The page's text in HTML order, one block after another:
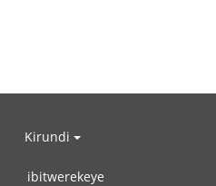
Kirundi
ibitwerekeye